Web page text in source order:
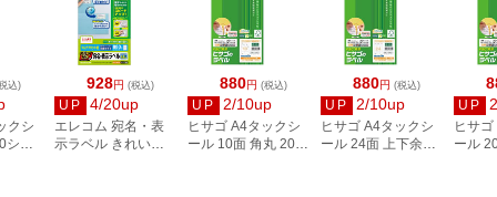
928円 (税込)
UP 4/20up
エレコム 宛名・表
示ラベル きれい貼
880円 (税込)
UP 2/10up
ヒサゴ A4タックシ
ール 10面 角丸 20シ
880円 (税込)
UP 2/10up
ヒサゴ A4タックシ
ール 24面 上下余白
UP
ヒサ
ール
込)
クシ
ー